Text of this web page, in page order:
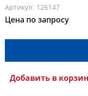
Артикул: 126147
Цена по запросу
Добавить в